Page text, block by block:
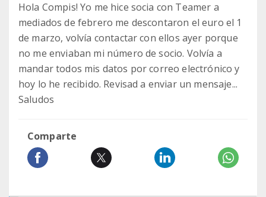
Hola Compis! Yo me hice socia con Teamer a
mediados de febrero me descontaron el euro el 1
de marzo, volvía contactar con ellos ayer porque
no me enviaban mi número de socio. Volvía a
mandar todos mis datos por correo electrónico y
hoy lo he recibido. Revisad a enviar un mensaje...
Saludos
Comparte